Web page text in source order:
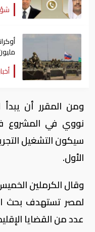
ومن المقرر أن
سيكون التشغيل
الأول.
وقال الكرملين
لمصر تستهدف بحث
عدد من القضايا